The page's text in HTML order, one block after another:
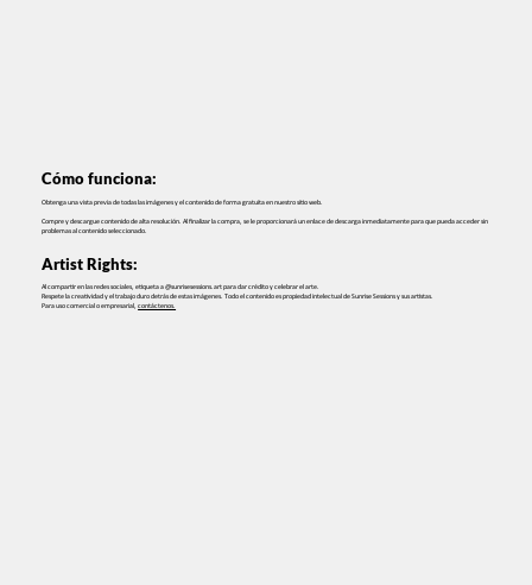
Cómo funciona:
Obtenga una vista previa de todas las imágenes y el contenido de forma gratuita en nuestro sitio web.
Compre y descargue contenido de alta resolución. Al finalizar la compra, se le proporcionará un enlace de descarga inmediatamente para que pueda acceder sin
problemas al contenido seleccionado.
Artist Rights:
Al compartir en las redes sociales, etiqueta a @sunrisesessions.art para dar crédito y celebrar el arte.
Respete la creatividad y el trabajo duro detrás de estas imágenes. Todo el contenido es propiedad intelectual de Sunrise Sessions y sus artistas.
Para uso comercial o empresarial,contáctenos.